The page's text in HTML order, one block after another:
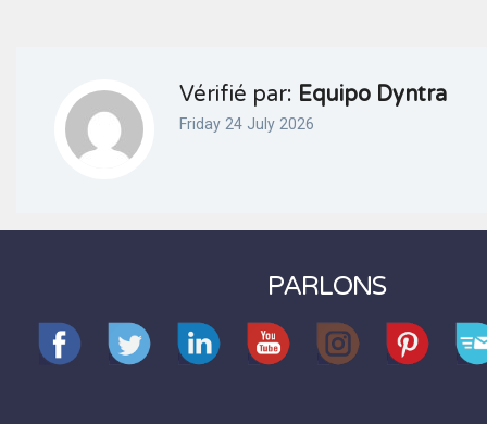
Vérifié par: Equipo Dyntra
Friday 24 July 2026
PARLONS